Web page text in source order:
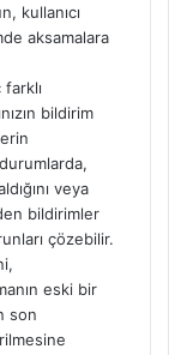
kullanıcı
aksamalara
bildirim
veya
bildirimler
çözebilir.
eski bir
son